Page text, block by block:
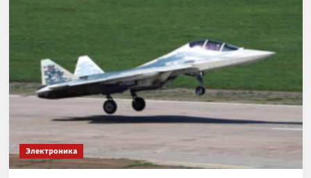
Электроника